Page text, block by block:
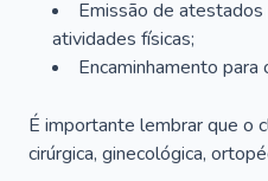
Emissão de atestados
atividades físicas;
Encaminhamento
É importante lembrar que o
cirúrgica, ginecológica,